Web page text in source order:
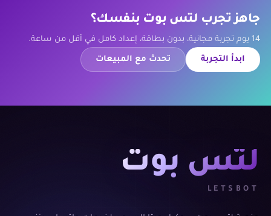
جاهز تجرب لتس بوت بنفسك؟
14 يوم تجربة مجانية، بدون بطاقة، إعداد كامل في أقل من ساعة.
ابدأ التجربة تحدث مع المبيعات
لتس بوت
LETSBOT